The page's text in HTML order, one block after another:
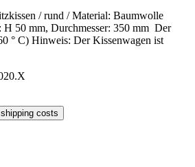
/ rund / Material: Baumwolle
H 50 mm, Durchmesser: 350 mm Der
° C) Hinweis: Der Kissenwagen ist
costs